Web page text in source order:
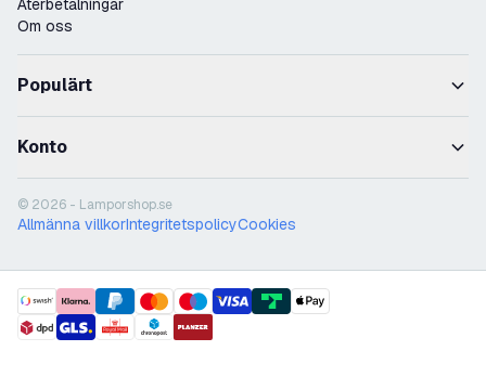
Återbetalningar
Om oss
Populärt
Konto
© 2026 - Lamporshop.se
Allmänna villkorIntegritetspolicyCookies
payment methods
shipment methods